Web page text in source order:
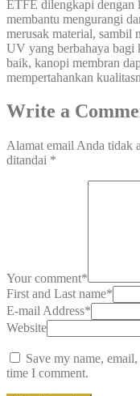
ETFE dilengkapi dengan
membantu mengurangi
merusak material, sambil
UV yang berbahaya
baik, kanopi membran
mempertahankan
Write a
Alamat email Anda tidak
ditandai *
Your comment*
First and Last name*
E-mail Address*
Website
Save my name,
time I comment.